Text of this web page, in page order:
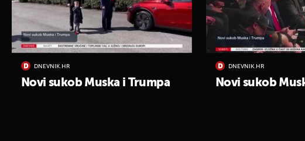
DNEVNIK.HR
Novi sukob Muska i Trumpa
DNEVNIK.HR
Novi sukob